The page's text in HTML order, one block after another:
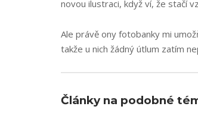
novou ilustraci, když ví, že stačí
Ale právě ony fotobanky mi
takže u nich žádný útlum zatím
Články na podobné